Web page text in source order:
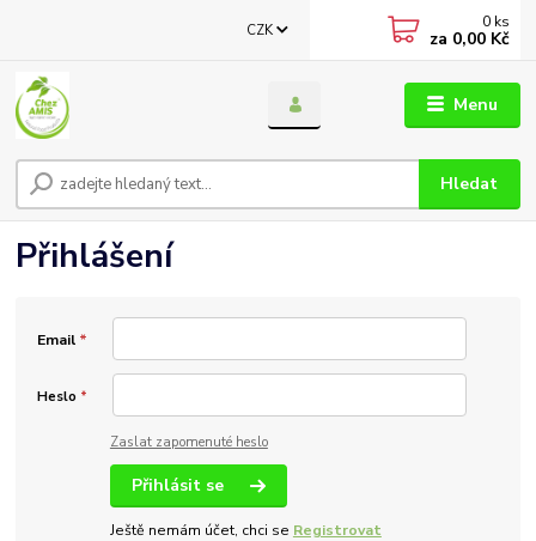
Menu
CZK
Hledat
0 ks
za 0,00 Kč
Přihlášení
Email *
Heslo *
Zaslat zapomenuté heslo
Přihlásit se
Ještě nemám účet, chci se Registrovat